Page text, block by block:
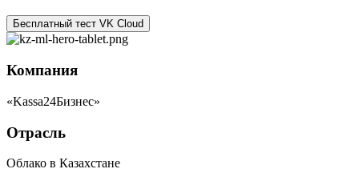
Бесплатный тест VK Cloud
Компания
«Kassa24Бизнес»
Отрасль
Облако в Казахстане